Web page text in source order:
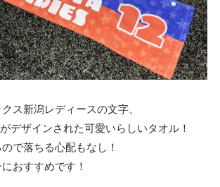
ス新潟レディースの文字、
デザインされた可愛いらしいタオル！
で落ちる心配もなし！
おすすめです！